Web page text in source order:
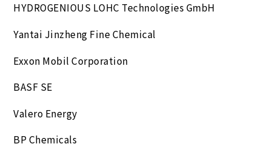
HYDROGENIOUS LOHC Technologies GmbH
Yantai Jinzheng Fine Chemical
Exxon Mobil Corporation
BASF SE
Valero Energy
BP Chemicals